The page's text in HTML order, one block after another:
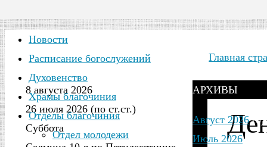
Новости
Расписание богослужений
Духовенство
Храмы благочиния
Отделы благочиния
Отдел молодежи
Главная
8 августа 2026
26 июля 2026 (по ст.ст.)
Суббота
АРХИВЫ
Август 2026(8)
Июль 2026(12)